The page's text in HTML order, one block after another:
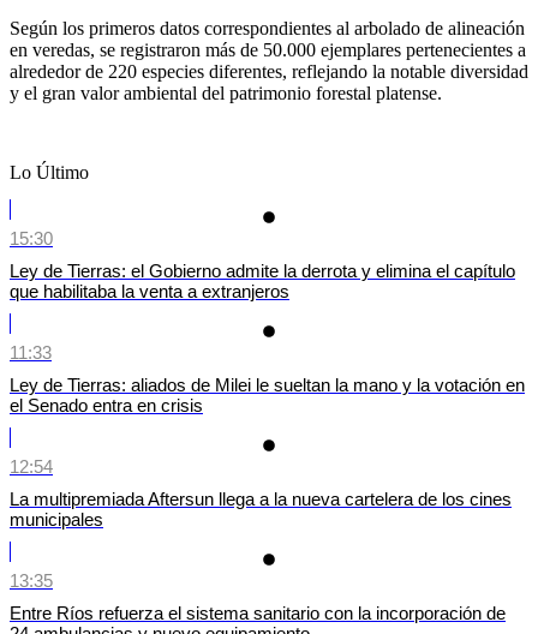
Según los primeros datos correspondientes al arbolado de alineación
en veredas, se registraron más de 50.000 ejemplares pertenecientes a
alrededor de 220 especies diferentes, reflejando la notable diversidad
y el gran valor ambiental del patrimonio forestal platense.
Lo Último
15:30
Ley de Tierras: el Gobierno admite la derrota y elimina el capítulo
que habilitaba la venta a extranjeros
11:33
Ley de Tierras: aliados de Milei le sueltan la mano y la votación en
el Senado entra en crisis
12:54
La multipremiada Aftersun llega a la nueva cartelera de los cines
municipales
13:35
Entre Ríos refuerza el sistema sanitario con la incorporación de